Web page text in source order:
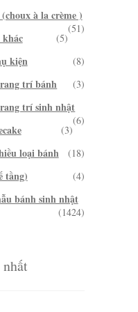
à la crème )
(51)
khác (5)
kiện (8)
trí bánh (3)
trí sinh nhật
(6)
(3)
loại bánh (18)
tầng) (4)
bánh sinh nhật
(1424)